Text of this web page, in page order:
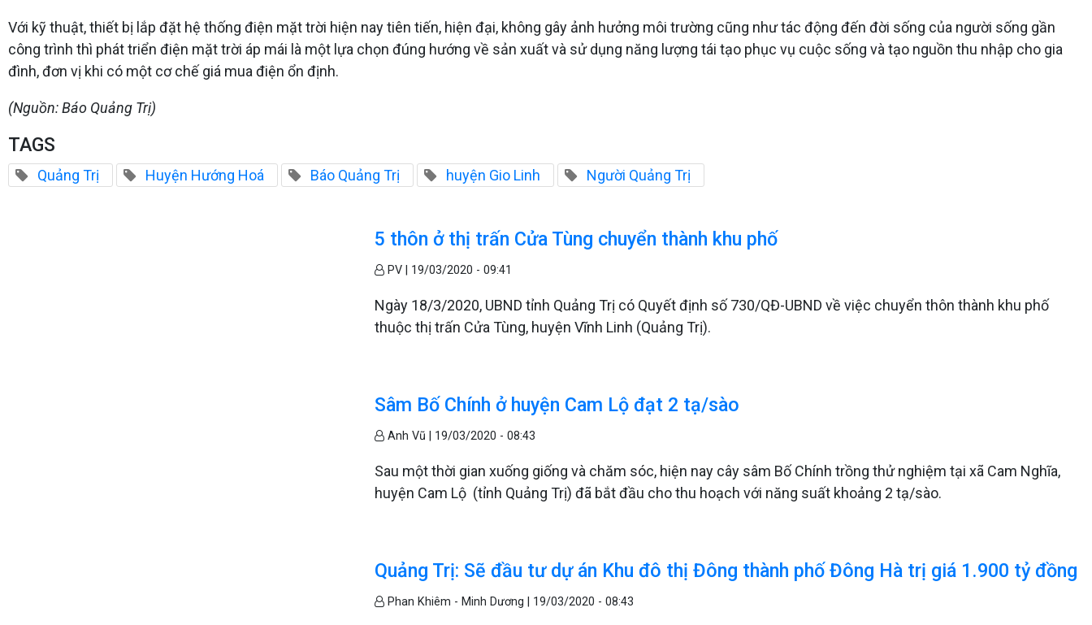
Với kỹ thuật, thiết bị lắp đặt hệ thống điện mặt trời hiện nay tiên tiến, hiện đại, không gây ảnh hưởng môi trường cũng như tác động đến đời sống của người sống gần
công trình thì phát triển điện mặt trời áp mái là một lựa chọn đúng hướng về sản xuất và sử dụng năng lượng tái tạo phục vụ cuộc sống và tạo nguồn thu nhập cho gia
đình, đơn vị khi có một cơ chế giá mua điện ổn định.
(Nguồn: Báo Quảng Trị)
TAGS
Quảng Trị Huyện Hướng Hoá Báo Quảng Trị huyện Gio Linh Người Quảng Trị
5 thôn ở thị trấn Cửa Tùng chuyển thành khu phố
PV | 19/03/2020 - 09:41
Ngày 18/3/2020, UBND tỉnh Quảng Trị có Quyết định số 730/QĐ-UBND về việc chuyển thôn thành khu phố
thuộc thị trấn Cửa Tùng, huyện Vĩnh Linh (Quảng Trị).
Sâm Bố Chính ở huyện Cam Lộ đạt 2 tạ/sào
Anh Vũ | 19/03/2020 - 08:43
Sau một thời gian xuống giống và chăm sóc, hiện nay cây sâm Bố Chính trồng thử nghiệm tại xã Cam Nghĩa,
huyện Cam Lộ (tỉnh Quảng Trị) đã bắt đầu cho thu hoạch với năng suất khoảng 2 tạ/sào.
Quảng Trị: Sẽ đầu tư dự án Khu đô thị Đông thành phố Đông Hà trị giá 1.900 tỷ đồng
Phan Khiêm - Minh Dương | 19/03/2020 - 08:43